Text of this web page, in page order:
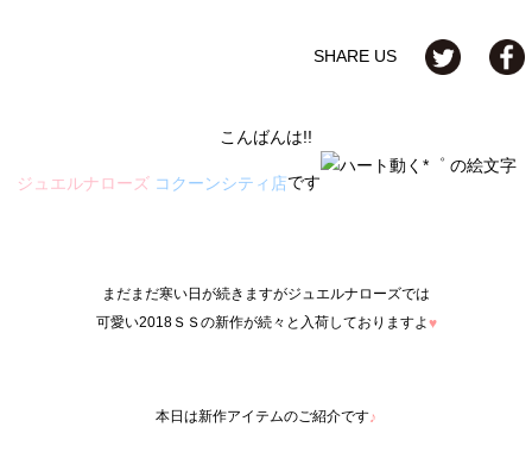
SHARE US
こんばんは!!
ジュエルナローズ コクーンシティ店です
まだまだ寒い日が続きますがジュエルナローズでは
可愛い2018ＳＳの新作が続々と入荷しておりますよ♥
本日は新作アイテムのご紹介です♪